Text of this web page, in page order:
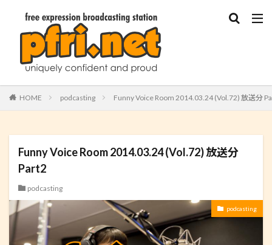
HOME podcasting Funny Voice Room 2014.03.24 (Vol.72) 放送分
Funny Voice Room 2014.03.24 (Vol.72) 放送分
Part2
podcasting
podcasting